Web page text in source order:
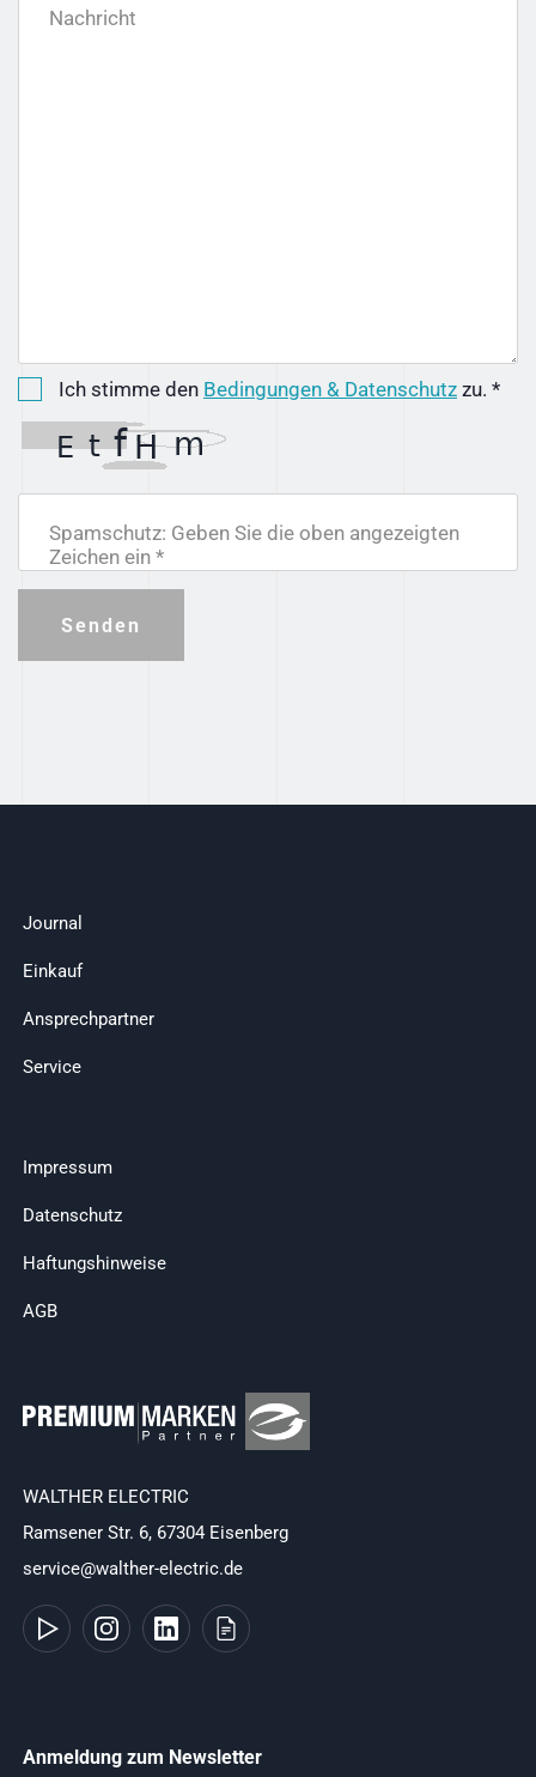
Nachricht
Ich stimme den Bedingungen & Datenschutz zu. *
Spamschutz: Geben Sie die oben angezeigten
Zeichen ein *
Senden
Journal
Einkauf
Ansprechpartner
Service
Impressum
Datenschutz
Haftungshinweise
AGB
WALTHER ELECTRIC
Ramsener Str. 6, 67304 Eisenberg
service@walther-electric.de
Anmeldung zum Newsletter